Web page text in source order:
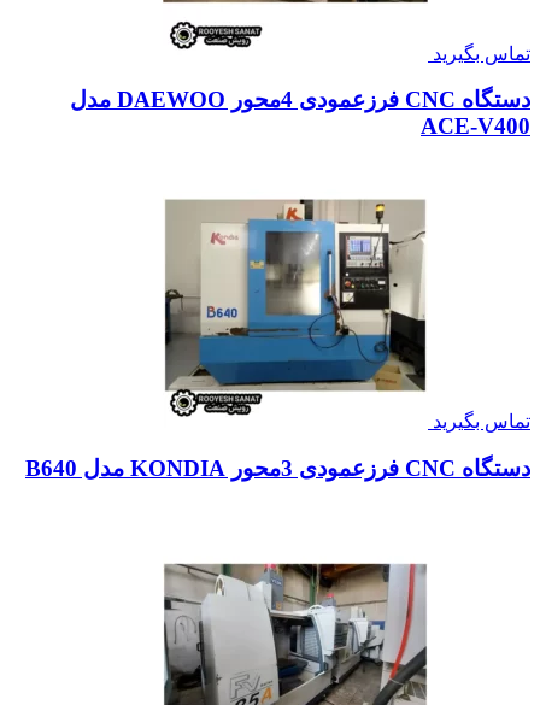
تماس بگیرید
دستگاه CNC فرزعمودی 4محور DAEWOO مدل
ACE-V400
تماس بگیرید
دستگاه CNC فرزعمودی 3محور KONDIA مدل B640